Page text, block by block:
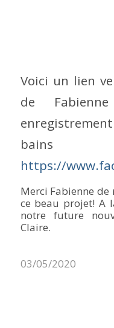
Voici un lien
de
https://
Merci Fabienne de
ce beau projet! A
notre future
Claire.
03/05/2020